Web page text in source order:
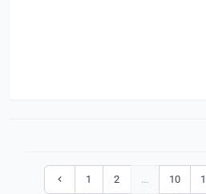
1 2 ... 10